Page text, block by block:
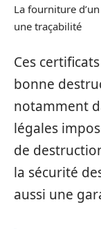
La fourniture
une traçabilité
Ces
bonne
notamment
légales
de
la sécurité
aussi une